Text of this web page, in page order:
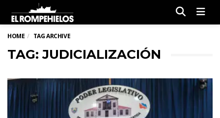
HOME TAG ARCHIVE
TAG: JUDICIALIZACIÓN